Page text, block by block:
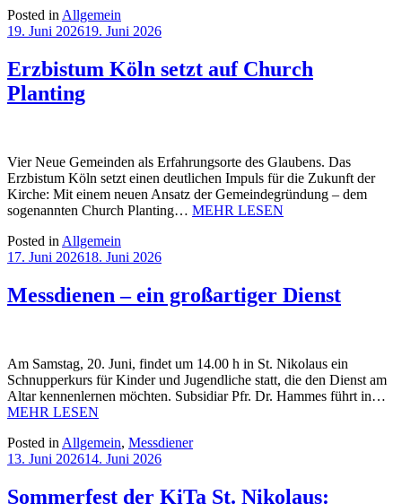
Posted in Allgemein
19. Juni 202619. Juni 2026
Erzbistum Köln setzt auf Church
Planting
Vier Neue Gemeinden als Erfahrungsorte des Glaubens. Das
Erzbistum Köln setzt einen deutlichen Impuls für die Zukunft der
Kirche: Mit einem neuen Ansatz der Gemeindegründung – dem
sogenannten Church Planting… MEHR LESEN
Posted in Allgemein
17. Juni 202618. Juni 2026
Messdienen – ein großartiger Dienst
Am Samstag, 20. Juni, findet um 14.00 h in St. Nikolaus ein
Schnupperkurs für Kinder und Jugendliche statt, die den Dienst am
Altar kennenlernen möchten. Subsidiar Pfr. Dr. Hammes führt in…
MEHR LESEN
Posted in Allgemein, Messdiener
13. Juni 202614. Juni 2026
Sommerfest der KiTa St. Nikolaus: